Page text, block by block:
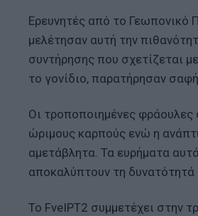
Ερευνητές από το Γεωπονικό
μελέτησαν αυτή την
συντήρησης που σχετίζεται
το γονίδιο, παρατήρησαν
Οι τροποποιημένες
ώριμους καρπούς ενώ η
αμετάβλητα. Τα ευρήματα
αποκαλύπτουν τη δυνατότητά
Το FveIPT2 συμμετέχει στην